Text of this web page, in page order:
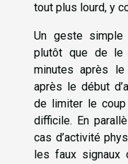
tout plus lourd, y
Un geste
plutôt que de le
minutes après
après le début
de limiter le coup
difficile. En
cas d’activité
les faux signaux